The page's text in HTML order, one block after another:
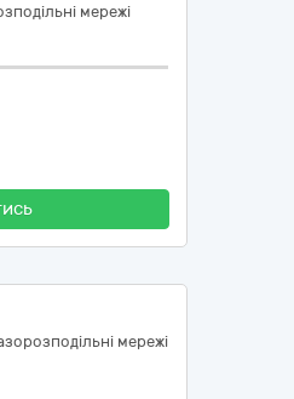
мережі
мережі